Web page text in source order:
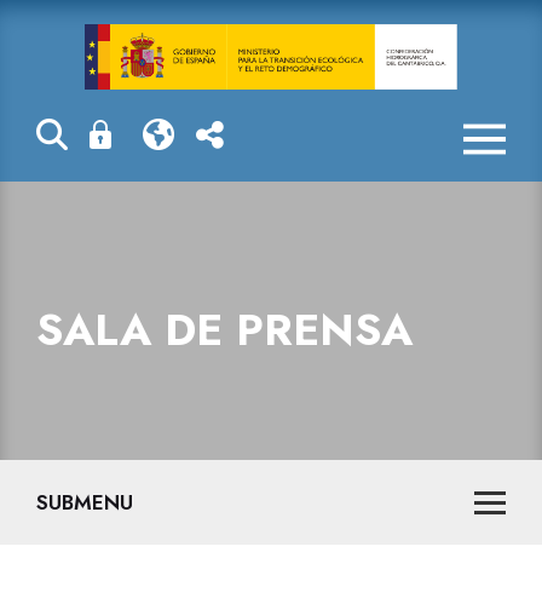
Sala de prensa
SALA DE PRENSA
SUBMENU